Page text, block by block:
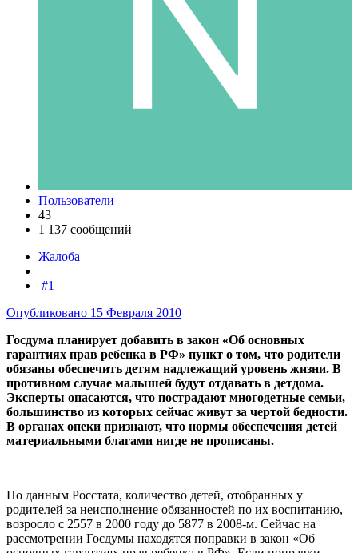
Пользователи
43
1 137 сообщений
Жалоба
#1
Опубликовано 15 Февраля 2010
Госдума планирует добавить в закон «Об основных
гарантиях прав ребенка в РФ» пункт о том, что родители
обязаны обеспечить детям надлежащий уровень жизни. В
противном случае малышей будут отдавать в детдома.
Эксперты опасаются, что пострадают многодетные семьи,
большинство из которых сейчас живут за чертой бедности.
В органах опеки признают, что нормы обеспечения детей
материальными благами нигде не прописаны.
По данным Росстата, количество детей, отобранных у
родителей за неисполнение обязанностей по их воспитанию,
возросло с 2557 в 2000 году до 5877 в 2008-м. Сейчас на
рассмотрении Госдумы находятся поправки в закон «Об